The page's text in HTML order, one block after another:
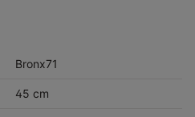
Bronx71
45 cm